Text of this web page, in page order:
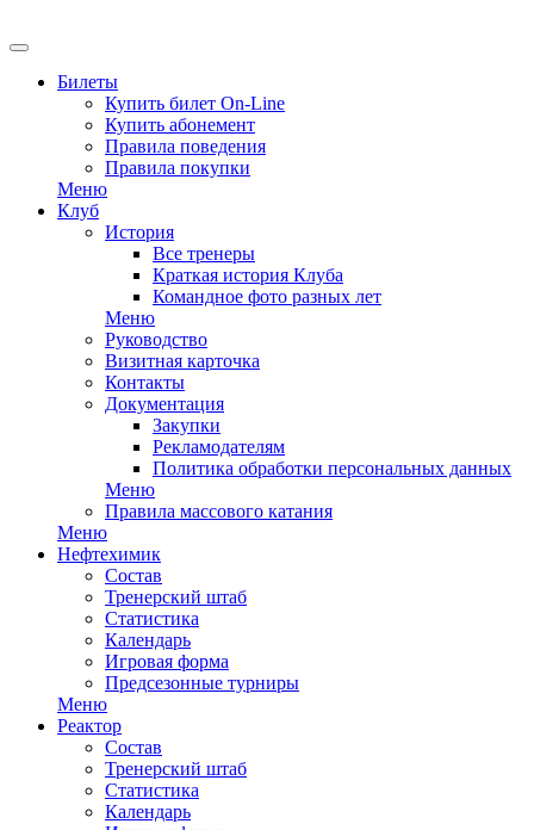
Билеты
Купить билет On-Line
Купить абонемент
Правила поведения
Правила покупки
Меню
Клуб
История
Все тренеры
Краткая история Клуба
Командное фото разных лет
Меню
Руководство
Визитная карточка
Контакты
Документация
Закупки
Рекламодателям
Политика обработки персональных данных
Меню
Правила массового катания
Меню
Нефтехимик
Состав
Тренерский штаб
Статистика
Календарь
Игровая форма
Предсезонные турниры
Меню
Реактор
Состав
Тренерский штаб
Статистика
Календарь